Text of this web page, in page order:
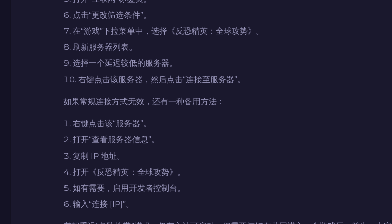
点击“更改筛选条件”。
在“游戏”下拉菜单中，选择《反恐精英：全球攻势》。
刷新服务器列表。
选择一个延迟较低的服务器。
右键点击该服务器，然后点击“连接至服务器”。
如果常规连接方式无效，还有一种备用方法：
右键点击该“服务器”。
打开“查看服务器信息”。
复制 IP 地址。
打开《反恐精英：全球攻势》。
如有需要，启用开发者控制台。
输入“连接 [IP]”。